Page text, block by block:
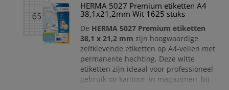
Dankzij het ruime formaat van105 x
148 mmbieden deze Avery Zweckform
etiketten veel plaats voor adr
HERMA 5027 Premium etiketten A4
38,1x21,2mm Wit 1625 stuks
De HERMA 5027 Premium etiketten
38,1 x 21,2 mm zijn hoogwaardige
zelfklevende etiketten op A4-vellen met
permanente hechting. Deze witte
etiketten zijn ideaal voor professioneel
gebruik op kantoor, in magazijnen, bij